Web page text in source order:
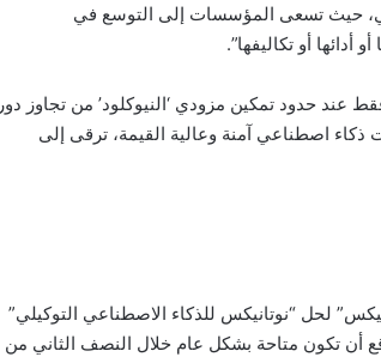
حيث تسعى المؤسسات إلى التوسع في
أو تكاليفها”.
عند حدود تمكين مزودي ‘النيوكلود’ من تجاوز دور
ذكاء اصطناعي آمنة وعالية القيمة، ترقى إلى
لحل “نوتانيكس للذكاء الاصطناعي التوكيلي”
أن تكون متاحة بشكل عام خلال النصف الثاني من